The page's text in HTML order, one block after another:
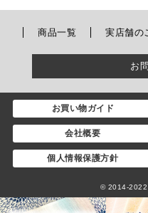
商品一覧 実店舗の
お
お買い物ガイド
会社概要
個人情報保護方針
© 2014-2022